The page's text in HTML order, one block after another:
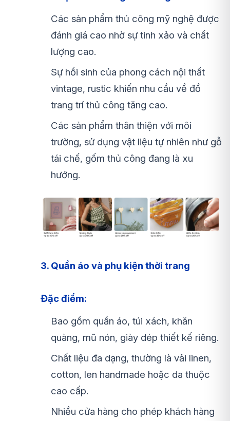
Các sản phẩm thủ công mỹ nghệ được
đánh giá cao nhờ sự tinh xảo và chất
lượng cao.
Sự hồi sinh của phong cách nội thất
vintage, rustic khiến nhu cầu về đồ
trang trí thủ công tăng cao.
Các sản phẩm thân thiện với môi
trường, sử dụng vật liệu tự nhiên như gỗ
tái chế, gốm thủ công đang là xu
hướng.
3. Quần áo và phụ kiện thời trang
Đặc điểm:
Bao gồm quần áo, túi xách, khăn
quàng, mũ nón, giày dép thiết kế riêng.
Chất liệu đa dạng, thường là vải linen,
cotton, len handmade hoặc da thuộc
cao cấp.
Nhiều cửa hàng cho phép khách hàng